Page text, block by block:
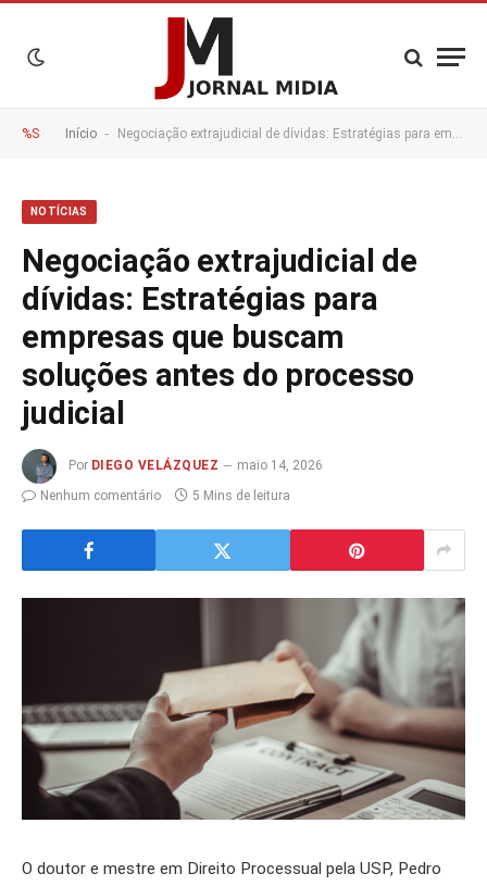
%S Início - Negociação extrajudicial de dívidas: Estratégias para empresas que buscam soluções antes do processo judicial
NOTÍCIAS
Negociação extrajudicial de
dívidas: Estratégias para
empresas que buscam
soluções antes do processo
judicial
Por DIEGO VELÁZQUEZ
maio 14, 2026
Nenhum comentário
5 Mins de leitura
O doutor e mestre em Direito Processual pela USP, Pedro